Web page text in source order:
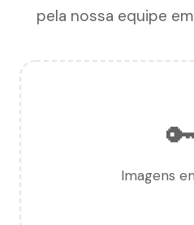
pela nossa equipe
Imagens